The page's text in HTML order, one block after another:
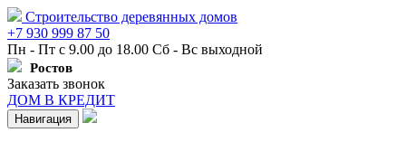
Строительство деревянных домов
+7 930 999 87 50
Пн - Пт с 9.00 до 18.00 Сб - Вс выходной
Ростов
Заказать звонок
ДОМ В КРЕДИТ
Навигация